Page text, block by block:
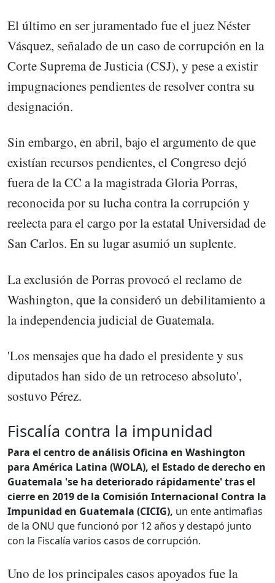
El último en ser juramentado fue el juez Néster
Vásquez, señalado de un caso de corrupción en la
Corte Suprema de Justicia (CSJ), y pese a existir
impugnaciones pendientes de resolver contra su
designación.
Sin embargo, en abril, bajo el argumento de que
existían recursos pendientes, el Congreso dejó
fuera de la CC a la magistrada Gloria Porras,
reconocida por su lucha contra la corrupción y
reelecta para el cargo por la estatal Universidad de
San Carlos. En su lugar asumió un suplente.
La exclusión de Porras provocó el reclamo de
Washington, que la consideró un debilitamiento a
la independencia judicial de Guatemala.
'Los mensajes que ha dado el presidente y sus
diputados han sido de un retroceso absoluto',
sostuvo Pérez.
Fiscalía contra la impunidad
Para el centro de análisis Oficina en Washington
para América Latina (WOLA), el Estado de derecho en
Guatemala 'se ha deteriorado rápidamente' tras el
cierre en 2019 de la Comisión Internacional Contra la
Impunidad en Guatemala (CICIG), un ente antimafias
de la ONU que funcionó por 12 años y destapó junto
con la Fiscalía varios casos de corrupción.
Uno de los principales casos apoyados fue la